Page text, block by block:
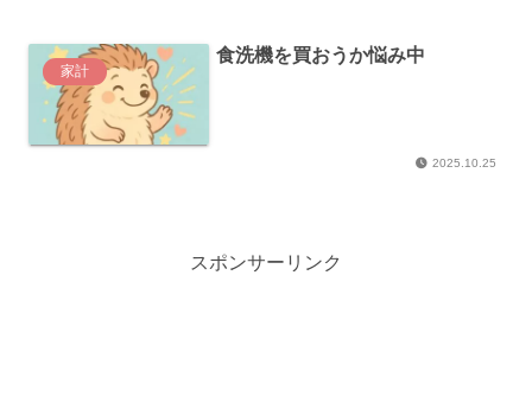
家計
食洗機を買おうか悩み中
2025.10.25
スポンサーリンク